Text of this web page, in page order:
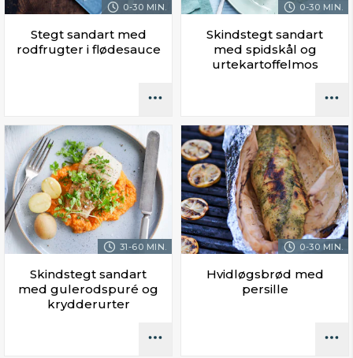
0-30 MIN.
Stegt sandart med
rodfrugter i flødesauce
0-30 MIN.
Skindstegt sandart
med spidskål og
urtekartoffelmos
31-60 MIN.
Skindstegt sandart
med gulerodspuré og
krydderurter
0-30 MIN.
Hvidløgsbrød med
persille